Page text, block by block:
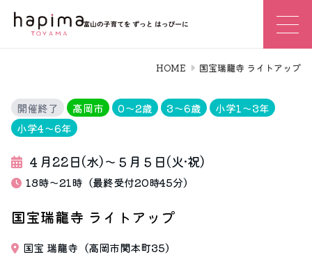
HOME 国宝瑞龍寺 ライトアップ
開催終了 高岡市 0〜2歳 3〜6歳
小学1〜3年
小学4〜6年
４月22日(水)～５月５日(火·祝)
18時〜21時（最終受付20時45分）
国宝瑞龍寺 ライトアップ
国宝 瑞龍寺（高岡市関本町35）